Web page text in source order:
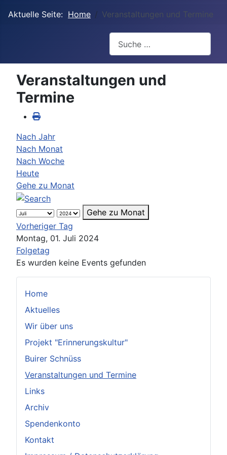
Aktuelle Seite: Home Veranstaltungen und Termine
Home
Aktuelles
Wir über uns
Projekt "Erinnerungskultur"
Buirer Schnüss
Veranstaltungen und Termine
Links
Archiv
Spendenkonto
Kontakt
Veranstaltungen und
Termine
Nach Jahr
Nach Monat
Nach Woche
Heute
Gehe zu Monat
Gehe zu Monat
Vorheriger Tag
Montag, 01. Juli 2024
Folgetag
Es wurden keine Events gefunden